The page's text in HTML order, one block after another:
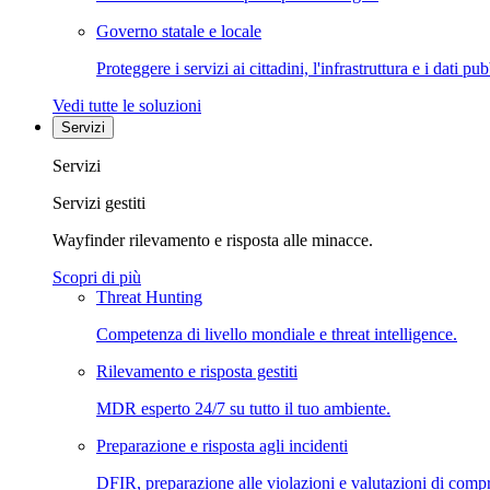
Governo statale e locale
Proteggere i servizi ai cittadini, l'infrastruttura e i dati
Vedi tutte le soluzioni
Servizi
Servizi
Servizi gestiti
Wayfinder rilevamento e risposta alle minacce.
Scopri di più
Threat Hunting
Competenza di livello mondiale e threat intelligence.
Rilevamento e risposta gestiti
MDR esperto 24/7 su tutto il tuo ambiente.
Preparazione e risposta agli incidenti
DFIR, preparazione alle violazioni e valutazioni di